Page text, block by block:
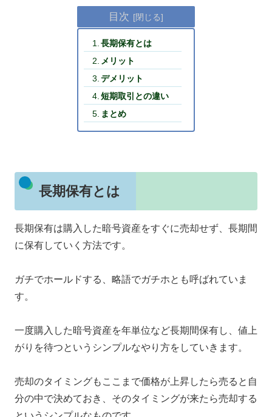
目次
長期保有とは
メリット
デメリット
短期取引との違い
まとめ
長期保有とは
長期保有は購入した暗号資産をすぐに売却せず、長期間
に保有していく方法です。
ガチでホールドする、略語でガチホとも呼ばれていま
す。
一度購入した暗号資産を年単位など長期間保有し、値上
がりを待つというシンプルなやり方をしていきます。
売却のタイミングもここまで価格が上昇したら売ると自
分の中で決めておき、そのタイミングが来たら売却する